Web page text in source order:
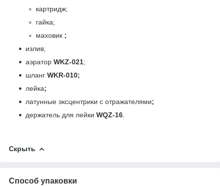
картридж;
гайка;
маховик ;
излив;
аэратор WKZ-021;
шланг WKR-010;
лейка;
латунные эксцентрики с отражателями;
держатель для лейки WQZ-16
Скрыть
Способ упаковки